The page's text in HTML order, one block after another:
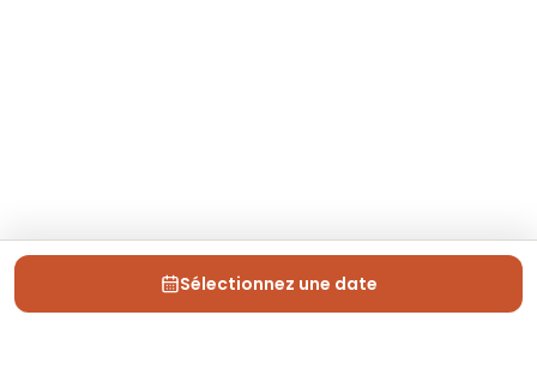
Sélectionnez une date